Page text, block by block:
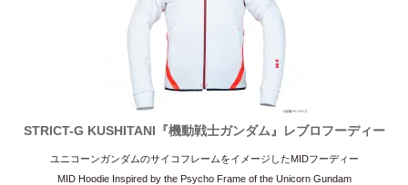
STRICT-G KUSHITANI『機動戦士ガンダム』レブロフーディー
ユニコーンガンダムのサイコフレームをイメージしたMIDフーディー
MID Hoodie Inspired by the Psycho Frame of the Unicorn Gundam